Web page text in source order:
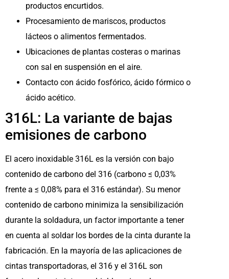
productos encurtidos.
Procesamiento de mariscos, productos
lácteos o alimentos fermentados.
Ubicaciones de plantas costeras o marinas
con sal en suspensión en el aire.
Contacto con ácido fosfórico, ácido fórmico o
ácido acético.
316L: La variante de bajas
emisiones de carbono
El acero inoxidable 316L es la versión con bajo
contenido de carbono del 316 (carbono ≤ 0,03%
frente a ≤ 0,08% para el 316 estándar). Su menor
contenido de carbono minimiza la sensibilización
durante la soldadura, un factor importante a tener
en cuenta al soldar los bordes de la cinta durante la
fabricación. En la mayoría de las aplicaciones de
cintas transportadoras, el 316 y el 316L son